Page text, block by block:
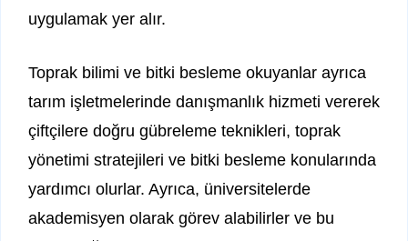
uygulamak yer alır.
Toprak bilimi ve bitki besleme okuyanlar ayrıca
tarım işletmelerinde danışmanlık hizmeti vererek
çiftçilere doğru gübreleme teknikleri, toprak
yönetimi stratejileri ve bitki besleme konularında
yardımcı olurlar. Ayrıca, üniversitelerde
akademisyen olarak görev alabilirler ve bu